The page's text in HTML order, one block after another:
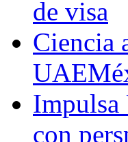
de visa
Ciencia
Impulsa
con